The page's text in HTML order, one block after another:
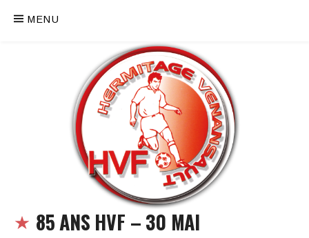
MENU
85 ANS HVF – 30 MAI